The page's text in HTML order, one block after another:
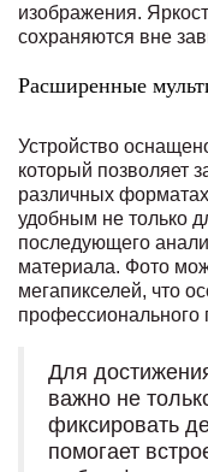
изображения.
сохраняются вне
Расширенные
Устройство
который позволяет
различных
удобным не только
последующего
материала. Фото
мегапикселей, что
профессионального
Для
важно не
фиксировать
помогает